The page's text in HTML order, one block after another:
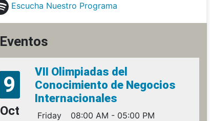
Escucha Nuestro Programa
Eventos
9
Oct
VII Olimpiadas del
Conocimiento de Negocios
Internacionales
Friday
08:00 AM - 05:00 PM